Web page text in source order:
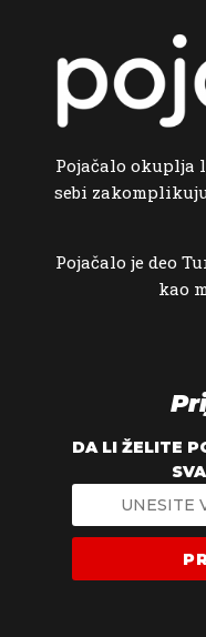
Pojačalo okuplja
sebi
Pojačalo je deo
kao
DA LI ŽELITE